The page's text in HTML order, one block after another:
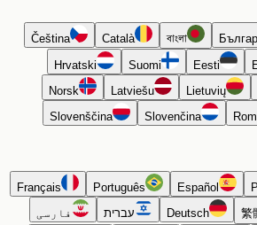
বাংলা
Català
Čeština
Eesti
Suomi
Hrvatski
Lietuvių
Latviešu
Norsk
Slovenčina
Slovenščina
Español
Português
Français
Deutsch עברית فارسی